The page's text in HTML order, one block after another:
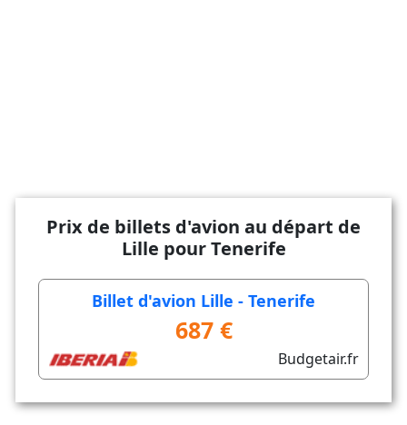
Prix de billets d'avion au départ de
Lille pour Tenerife
Billet d'avion Lille - Tenerife
687 €
Budgetair.fr